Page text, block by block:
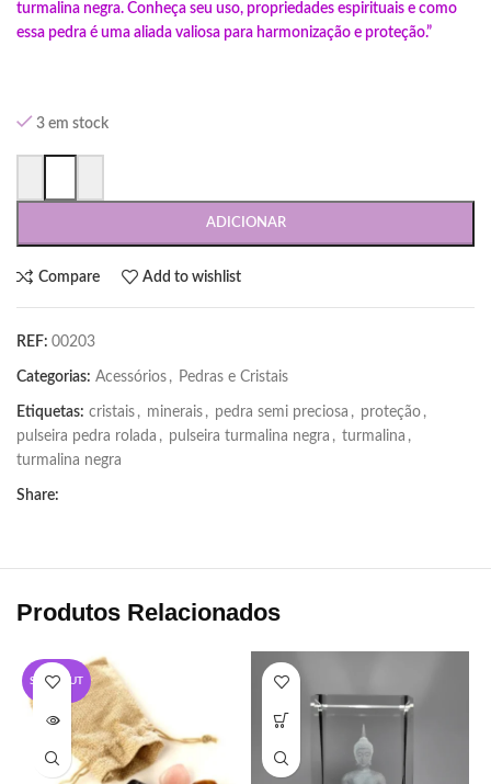
turmalina negra. Conheça seu uso, propriedades espirituais e como
essa pedra é uma aliada valiosa para harmonização e proteção.”
3 em stock
ADICIONAR
Compare Add to wishlist
REF: 00203
Categorias: Acessórios , Pedras e Cristais
Etiquetas: cristais , minerais , pedra semi preciosa , proteção ,
pulseira pedra rolada , pulseira turmalina negra , turmalina ,
turmalina negra
Share:
Produtos Relacionados
SOLD OUT